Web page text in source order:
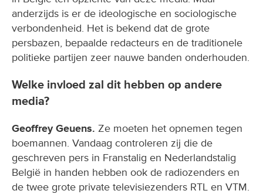
anderzijds is er de ideologische en sociologische
verbondenheid. Het is bekend dat de grote
persbazen, bepaalde redacteurs en de traditionele
politieke partijen zeer nauwe banden onderhouden.
Welke invloed zal dit hebben op andere
media?
Geoffrey Geuens. Ze moeten het opnemen tegen
boemannen. Vandaag controleren zij die de
geschreven pers in Franstalig en Nederlandstalig
België in handen hebben ook de radiozenders en
de twee grote private televisiezenders RTL en VTM.